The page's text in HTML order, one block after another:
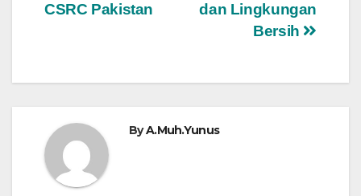
dan Lingkungan
Bersih
CSRC Pakistan
ByA.Muh.Yunus